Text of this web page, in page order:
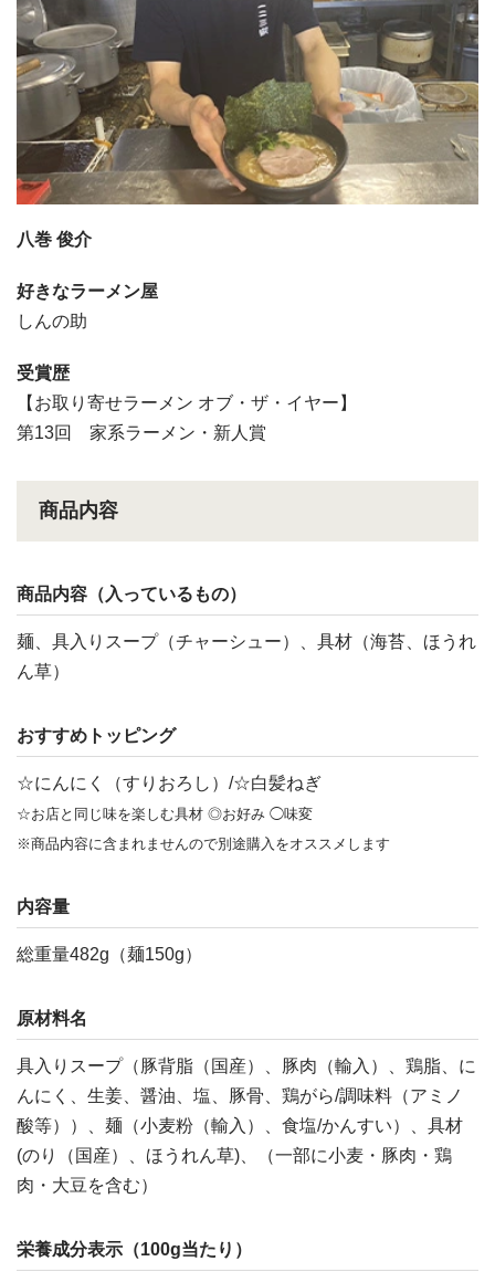
八巻 俊介
好きなラーメン屋
しんの助
受賞歴
【お取り寄せラーメン オブ・ザ・イヤー】
第13回 家系ラーメン・新人賞
商品内容
商品内容（入っているもの）
麺、具入りスープ（チャーシュー）、具材（海苔、ほうれ
ん草）
おすすめトッピング
☆にんにく（すりおろし）/☆白髪ねぎ
☆お店と同じ味を楽しむ具材 ◎お好み ◯味変
※商品内容に含まれませんので別途購入をオススメします
内容量
総重量482g（麺150g）
原材料名
具入りスープ（豚背脂（国産）、豚肉（輸入）、鶏脂、に
んにく、生姜、醤油、塩、豚骨、鶏がら/調味料（アミノ
酸等））、麺（小麦粉（輸入）、食塩/かんすい）、具材
(のり（国産）、ほうれん草)、（一部に小麦・豚肉・鶏
肉・大豆を含む）
栄養成分表示（100g当たり）